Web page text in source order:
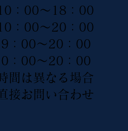
00〜18：00
：00〜20：00
：00〜20：00
〜20：00
間は異なる場合
接お問い合わせ